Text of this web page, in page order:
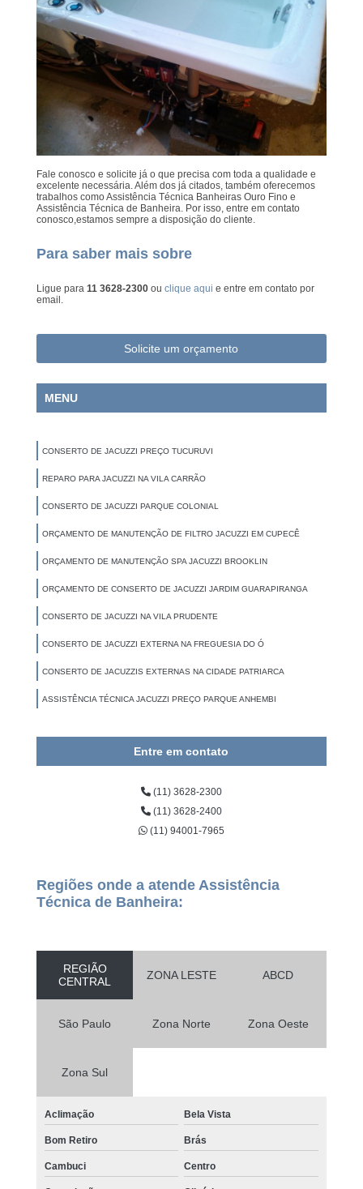
Fale conosco e solicite já o que precisa com toda a qualidade e
excelente necessária. Além dos já citados, também oferecemos
trabalhos como Assistência Técnica Banheiras Ouro Fino e
Assistência Técnica de Banheira. Por isso, entre em contato
conosco,estamos sempre a disposição do cliente.
Para saber mais sobre
Ligue para 11 3628-2300ou clique aqui e entre em contato por
email.
Solicite um orçamento
MENU
CONSERTO DE JACUZZI PREÇO TUCURUVI
REPARO PARA JACUZZI NA VILA CARRÃO
CONSERTO DE JACUZZI PARQUE COLONIAL
ORÇAMENTO DE MANUTENÇÃO DE FILTRO JACUZZI EM CUPECÊ
ORÇAMENTO DE MANUTENÇÃO SPA JACUZZI BROOKLIN
ORÇAMENTO DE CONSERTO DE JACUZZI JARDIM GUARAPIRANGA
CONSERTO DE JACUZZI NA VILA PRUDENTE
CONSERTO DE JACUZZI EXTERNA NA FREGUESIA DO Ó
CONSERTO DE JACUZZIS EXTERNAS NA CIDADE PATRIARCA
ASSISTÊNCIA TÉCNICA JACUZZI PREÇO PARQUE ANHEMBI
Entre em contato
(11) 3628-2300
(11) 3628-2400
(11) 94001-7965
Regiões onde a atende Assistência
Técnica de Banheira:
REGIÃO
CENTRAL
ZONA LESTE ABCD
São Paulo Zona Norte Zona Oeste
Zona Sul
Aclimação Bela Vista
Bom Retiro Brás
Cambuci Centro